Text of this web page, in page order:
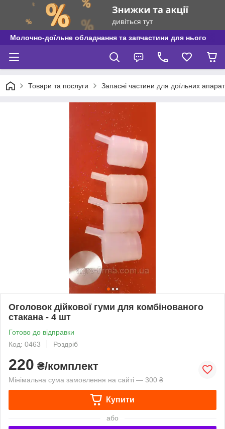
Молочно-доїльне обладнання та запчастини для нього
Товари та послуги Запасні частини для доїльних
Оголовок дійкової гуми для комбінованого
стакана - 4 шт
Готово до відправки
Код: 0463
Роздріб
220 ₴/комплект
Мінімальна сума замовлення на сайті — 300 ₴
Купити
або